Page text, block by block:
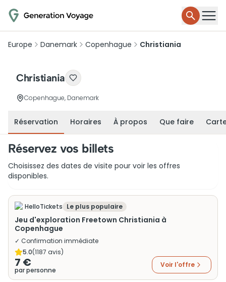
Europe Danemark Copenhague Christiania
Christiania
Copenhague, Danemark
Réservation Horaires À propos Que faire
Réservez vos billets
Choisissez des dates de visite pour voir les offres
disponibles.
HelloTickets Le plus populaire
Jeu d'exploration Freetown Christiania à
Copenhague
✓ Confirmation immédiate
5.0(1187 avis)
7 €
par personne
Voir l'offre